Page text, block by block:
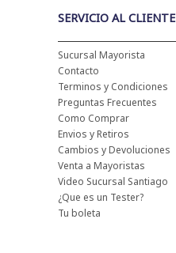
SERVICIO AL CLIENTE
Sucursal Mayorista
Contacto
Terminos y Condiciones
Preguntas Frecuentes
Como Comprar
Envios y Retiros
Cambios y Devoluciones
Venta a Mayoristas
Video Sucursal Santiago
¿Que es un Tester?
Tu boleta